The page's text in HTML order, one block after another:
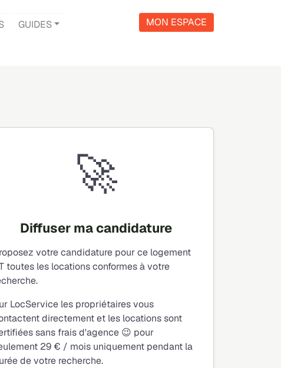
GUIDES MON ESPACE
🚀
Diffuser ma candidature
votre candidature pour ce logement
toutes les locations conformes à votre
LocService les propriétaires vous
directement et les locations sont
sans frais d'agence 😉 pour
29 € / mois uniquement pendant la
de votre recherche.